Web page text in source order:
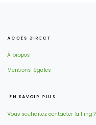
ACCÈS DIRECT
À propos
Mentions légales
EN SAVOIR PLUS
Vous souhaitez contacter la Fing ?